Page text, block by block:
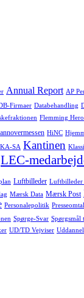
Annual Report AP
Firmaer Databehandling
Flemming
HiNC
KA-SA Kantinen
LEC-
Luftbilleder Luftbilleder
Mærsk Data Mærsk Post
Personalepolitik
Spørge-Svar Spørgsmål
UD/TD Vejviser